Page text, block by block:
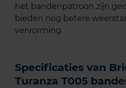
het bandenpatroon zijn
bieden nog betere
vervorming.
Specificaties van
Turanza T005